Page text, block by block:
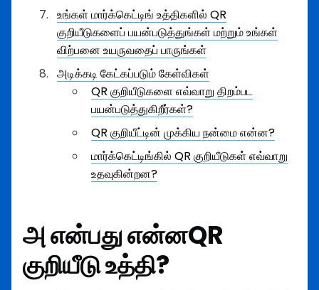
உங்கள் மார்க்கெட்டிங் உத்திகளில் QR
குறியீடுகளைப் பயன்படுத்துங்கள் மற்றும் உங்கள்
விற்பனை உயருவதைப் பாருங்கள்
அடிக்கடி கேட்கப்படும் கேள்விகள்
QR குறியீடுகளை எவ்வாறு திறம்பட
பயன்படுத்துகிறீர்கள்?
QR குறியீட்டின் முக்கிய நன்மை என்ன?
மார்க்கெட்டிங்கில் QR குறியீடுகள் எவ்வாறு
உதவுகின்றன?
அ என்பது என்னQR
குறியீடு உத்தி?